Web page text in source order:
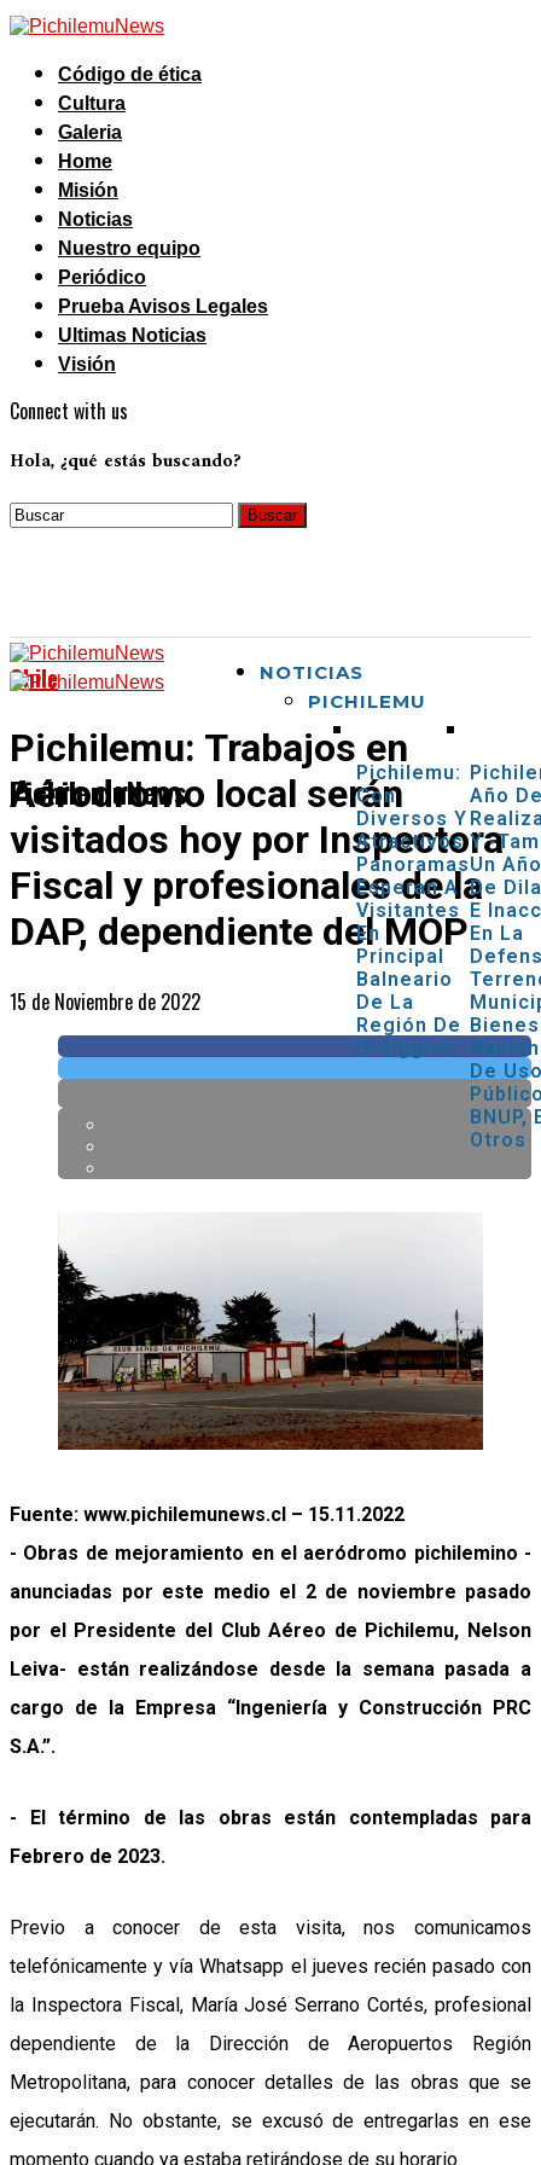
Código de ética
Cultura
Galeria
Home
Misión
Noticias
Nuestro equipo
Periódico
Prueba Avisos Legales
Ultimas Noticias
Visión
Connect with us
Hola, ¿qué estás buscando?
PichilemuNews
NOTICIAS
PICHILEMU
Pichilemu:
Con
Diversos Y
Atractivos
Panoramas
Esperan A
Visitantes
En
Principal
Balneario
De La
Región De
O’Higgins
Año
Y -
Un
De
E
En La
Bienes
De
BNUP,
Otros
Chile
Pichilemu: Trabajos en
Aérodromo local serán
visitados hoy por Inspectora
Fiscal y profesionales de la
DAP, dependiente del MOP
15 de Noviembre de 2022
Fuente: www.pichilemunews.cl – 15.11.2022
- Obras de mejoramiento en el aeródromo pichilemino -
anunciadas por este medio el 2 de noviembre pasado
por el Presidente del Club Aéreo de Pichilemu, Nelson
Leiva- están realizándose desde la semana pasada a
cargo de la Empresa “Ingeniería y Construcción PRC
S.A.”.
- El término de las obras están contempladas para
Febrero de 2023.
Previo a conocer de esta visita, nos comunicamos
telefónicamente y vía Whatsapp el jueves recién pasado con
la Inspectora Fiscal, María José Serrano Cortés, profesional
dependiente de la Dirección de Aeropuertos Región
Metropolitana, para conocer detalles de las obras que se
ejecutarán. No obstante, se excusó de entregarlas en ese
momento cuando ya estaba retirándose de su horario.